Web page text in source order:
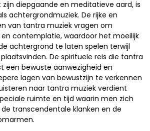
diepgaande en meditatieve aard, is
achtergrondmuziek. De rijke en
van tantra muziek vragen om
contemplatie, waardoor het moeilijk
achtergrond te laten spelen terwijl
De spirituele reis die tantra
een bewuste aanwezigheid en
lagen van bewustzijn te verkennen
naar tantra muziek verdient
ruimte en tijd waarin men zich
transcendentale klanken en de